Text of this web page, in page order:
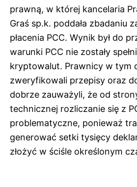
prawną, w której kancelaria
Graś sp.k. poddała zbadaniu
płacenia PCC. Wynik był do
warunki PCC nie zostały
kryptowalut. Prawnicy w tym
zweryfikowali przepisy oraz
dobrze zauważyli, że od
technicznej rozliczanie się z
problematyczne, ponieważ
generować setki tysięcy
złożyć w ściśle określonym